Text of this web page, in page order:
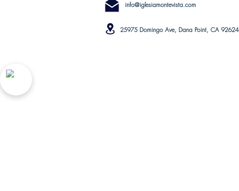
info@iglesiamontevista.com
25975 Domingo Ave, Dana Point, CA 92624